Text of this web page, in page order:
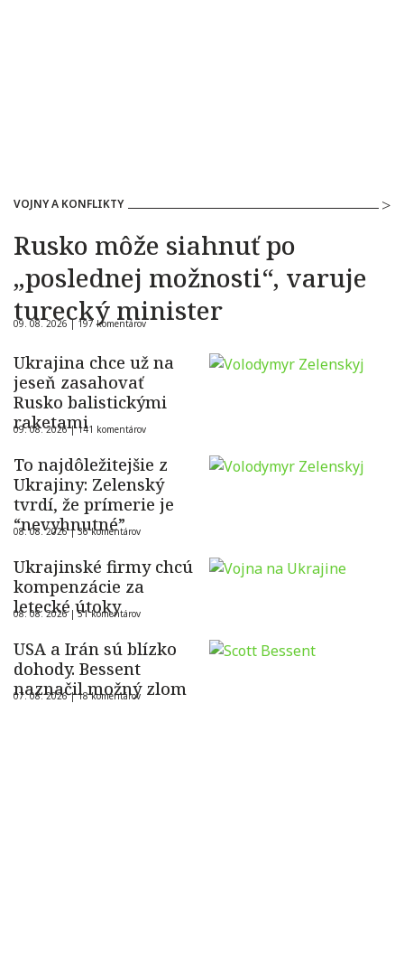
VOJNY A KONFLIKTY
Rusko môže siahnuť po
„poslednej možnosti“, varuje
turecký minister
09. 08. 2026 |197 komentárov
Ukrajina chce už na
jeseň zasahovať
Rusko balistickými
raketami
09. 08. 2026 |141 komentárov
To najdôležitejšie z
Ukrajiny: Zelenský
tvrdí, že prímerie je
“nevyhnutné”
08. 08. 2026 |36 komentárov
Ukrajinské firmy chcú
kompenzácie za
letecké útoky
08. 08. 2026 |51 komentárov
USA a Irán sú blízko
dohody. Bessent
naznačil možný zlom
07. 08. 2026 |18 komentárov